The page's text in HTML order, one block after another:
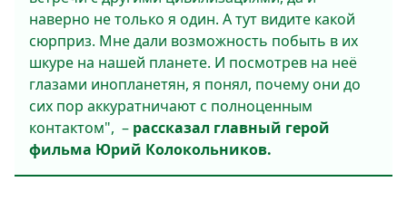
наверно не только я один. А тут видите какой
сюрприз. Мне дали возможность побыть в их
шкуре на нашей планете. И посмотрев на неё
глазами инопланетян, я понял, почему они до
сих пор аккуратничают с полноценным
контактом", – рассказал главный герой
фильма Юрий Колокольников.